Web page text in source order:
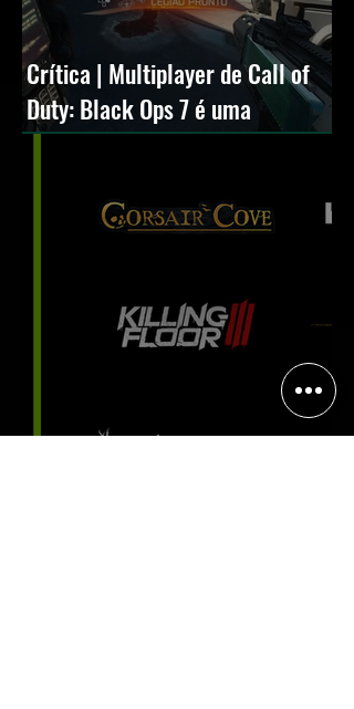
Crítica | Multiplayer de Call of
Duty: Black Ops 7 é uma
experiência positiva, divertida e